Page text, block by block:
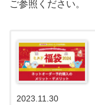
ご参照ください。
2023.11.30